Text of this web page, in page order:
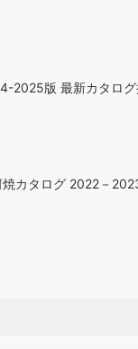
2025版 最新カタログ
焼カタログ 2022－